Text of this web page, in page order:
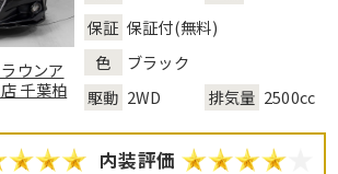
ウンア
千葉柏
保証 保証付(無料)
色
ブラック
駆動 2WD 排気量 2500cc
内装評価